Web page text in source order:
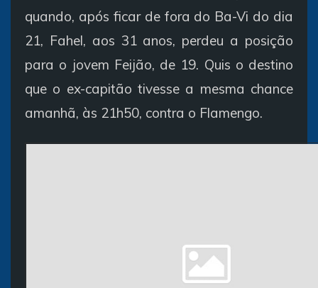
quando, após ficar de fora do Ba-Vi do dia
21, Fahel, aos 31 anos, perdeu a posição
para o jovem Feijão, de 19. Quis o destino
que o ex-capitão tivesse a mesma chance
amanhã, às 21h50, contra o Flamengo.